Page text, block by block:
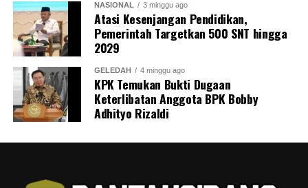
NASIONAL 3 minggu ago
Atasi Kesenjangan Pendidikan,
Pemerintah Targetkan 500 SNT hingga
2029
GELEDAH 4 minggu ago
KPK Temukan Bukti Dugaan
Keterlibatan Anggota BPK Bobby
Adhityo Rizaldi